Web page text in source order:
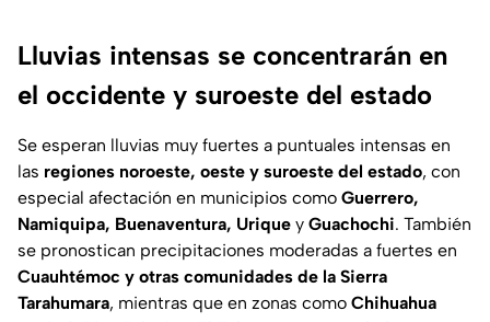
Lluvias intensas se concentrarán en
el occidente y suroeste del estado
Se esperan lluvias muy fuertes a puntuales intensas en
las regiones noroeste, oeste y suroeste del estado, con
especial afectación en municipios como Guerrero,
Namiquipa, Buenaventura, Urique y Guachochi. También
se pronostican precipitaciones moderadas a fuertes en
Cuauhtémoc y otras comunidades de la Sierra
Tarahumara, mientras que en zonas como Chihuahua